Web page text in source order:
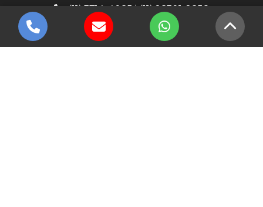
(11) 3714-4085 | (11) 98301-9856
Outros canais
academiafreetime@hotmail.com